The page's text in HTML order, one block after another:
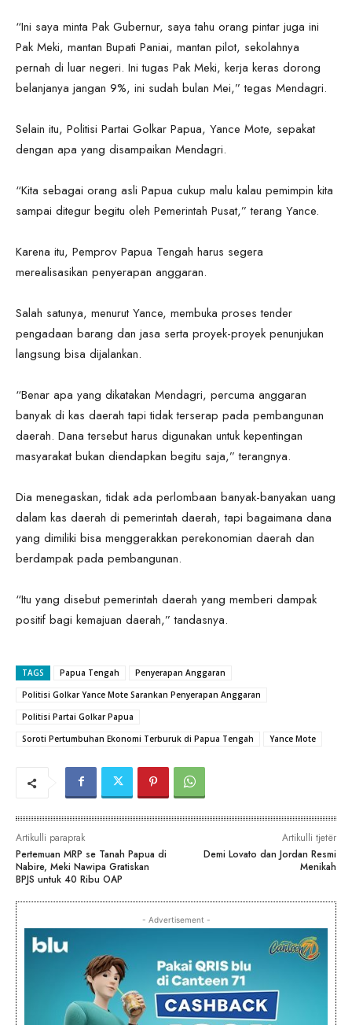
“Ini saya minta Pak Gubernur, saya tahu orang pintar juga ini
Pak Meki, mantan Bupati Paniai, mantan pilot, sekolahnya
pernah di luar negeri. Ini tugas Pak Meki, kerja keras dorong
belanjanya jangan 9%, ini sudah bulan Mei,” tegas Mendagri.
Selain itu, Politisi Partai Golkar Papua, Yance Mote, sepakat
dengan apa yang disampaikan Mendagri.
“Kita sebagai orang asli Papua cukup malu kalau pemimpin kita
sampai ditegur begitu oleh Pemerintah Pusat,” terang Yance.
Karena itu, Pemprov Papua Tengah harus segera
merealisasikan penyerapan anggaran.
Salah satunya, menurut Yance, membuka proses tender
pengadaan barang dan jasa serta proyek-proyek penunjukan
langsung bisa dijalankan.
“Benar apa yang dikatakan Mendagri, percuma anggaran
banyak di kas daerah tapi tidak terserap pada pembangunan
daerah. Dana tersebut harus digunakan untuk kepentingan
masyarakat bukan diendapkan begitu saja,” terangnya.
Dia menegaskan, tidak ada perlombaan banyak-banyakan uang
dalam kas daerah di pemerintah daerah, tapi bagaimana dana
yang dimiliki bisa menggerakkan perekonomian daerah dan
berdampak pada pembangunan.
“Itu yang disebut pemerintah daerah yang memberi dampak
positif bagi kemajuan daerah,” tandasnya.
TAGS Papua Tengah
Penyerapan Anggaran
Politisi Golkar Yance Mote Sarankan Penyerapan Anggaran
Politisi Partai Golkar Papua
Soroti Pertumbuhan Ekonomi Terburuk di Papua Tengah
Yance Mote
Artikulli paraprak
Pertemuan MRP se Tanah Papua di
Nabire, Meki Nawipa Gratiskan
BPJS untuk 40 Ribu OAP
Artikulli tjetër
Demi Lovato dan Jordan Resmi
Menikah
- Advertisement -